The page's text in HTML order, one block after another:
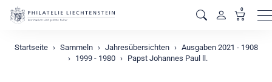
0
Startseite Sammeln Jahresübersichten
Ausgaben 2021 - 1908
1999 - 1980
Papst Johannes Paul ll.